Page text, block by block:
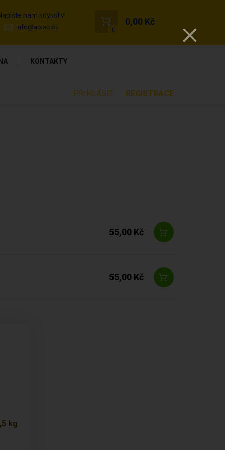
nám kdykoliv!
info@apiso.cz 0
0,00 Kč
KONTAKTY
PŘIHLÁSIT REGISTRACE
55,00 Kč
55,00 Kč
kg